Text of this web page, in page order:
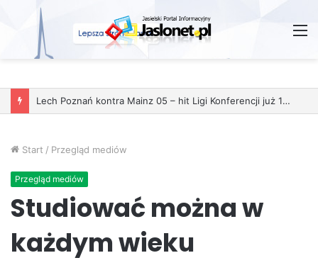
Start / Przegląd mediów
Przegląd mediów
Studiować można w
każdym wieku